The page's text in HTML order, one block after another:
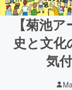
【菊池
史と文
気